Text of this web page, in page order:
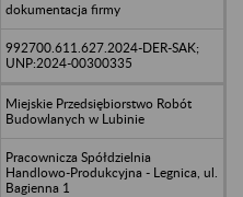
dokumentacja firmy
992700.611.627.2024-DER-SAK;
UNP:2024-00300335
Miejskie Przedsiębiorstwo Robót
Budowlanych w Lubinie
Pracownicza Spółdzielnia
Handlowo-Produkcyjna - Legnica, ul.
Bagienna 1